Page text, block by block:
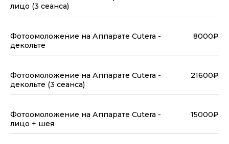
лицо (3 сеанса)
Фотоомоложение на Аппарате Cutera -
декольте
8000₽
Фотоомоложение на Аппарате Cutera -
декольте (3 сеанса)
21600₽
Фотоомоложение на Аппарате Cutera -
лицо + шея
15000₽